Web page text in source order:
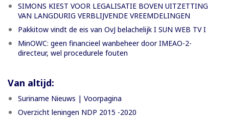
SIMONS KIEST VOOR LEGALISATIE BOVEN UITZETTING
VAN LANGDURIG VERBLIJVENDE VREEMDELINGEN
Pakkitow vindt de eis van OvJ belachelijk I SUN WEB TV I
MinOWC: geen financieel wanbeheer door IMEAO-2-
directeur, wel procedurele fouten
Van altijd:
Suriname Nieuws | Voorpagina
Overzicht leningen NDP 2015 -2020